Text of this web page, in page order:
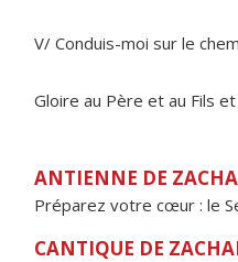
V/ Conduis-moi sur le
Gloire au Père et au Fils
ANTIENNE DE
Préparez votre cœur : le
CANTIQUE DE